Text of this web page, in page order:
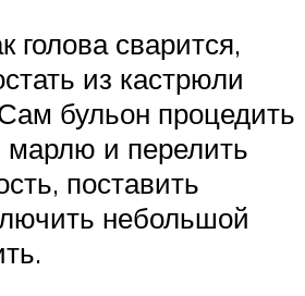
голова сварится,
из кастрюли
бульон процедить
марлю и перелить
поставить
небольшой